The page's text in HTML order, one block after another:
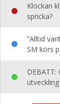
Klockan
spricka?
”Alltid
SM körs
DEBATT:
utveckling